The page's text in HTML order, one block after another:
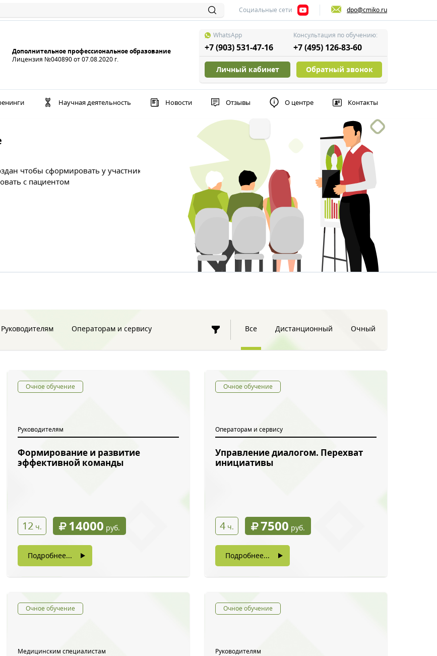
Социальные сети dpo@cmiko.ru
Дополнительное профессиональное образование
Лицензия №040890 от 07.08.2020 г.
WhatsApp
+7 (903) 531-47-16
Консультация по обучению:
+7 (495) 126-83-60
Личный кабинет Обратный звонок
Научная деятельность Новости Отзывы О центре Контакты
чтобы сформировать у участника
с пациентом
Основы управления персоналом
Тренинг призван актуализировать роль руководителя, в современных
Позволит познакомится с 4 стилями управления и разобрать варианты
стилей на практике
Подробнее
Руководителям Операторам и сервису Все Дистанционный Очный
Очное обучение
Руководителям
Формирование и развитие
эффективной команды
12 ч. 14000 руб.
Подробнее...
Очное обучение
Операторам и сервису
Управление диалогом. Перехват
инициативы
4 ч. 7500 руб.
Подробнее...
Очное обучение
Медицинским специалистам
Очное обучение
Руководителям